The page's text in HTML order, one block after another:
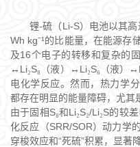
锂-硫（Li-S）电池以其高
Wh kg⁻¹的比能量，在能源存
及16个电子的转移和复杂的
↔ Li₂S₈ （液） ↔ Li₂S₆ （液） ↔
电化学反应。然而，热力学分
都存在明显的能量障碍，尤其
由于固相S₈和Li₂S₂/Li₂S的较
化反应（SRR/SOR）动力学
穿梭效应和“死硫”积累，显著